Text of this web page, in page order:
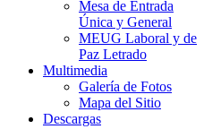
Mesa de Entrada
Única y General
MEUG Laboral y de
Paz Letrado
Multimedia
Galería de Fotos
Mapa del Sitio
Descargas